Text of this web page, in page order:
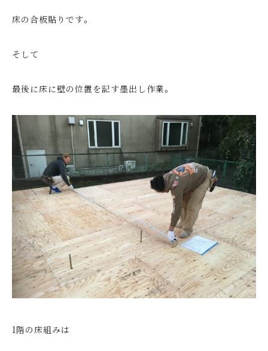
床の合板貼りです。
そして
最後に床に壁の位置を記す墨出し作業。
1階の床組みは